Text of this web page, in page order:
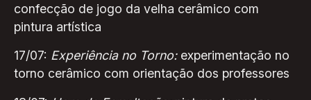
confecção de jogo da velha cerâmico com
pintura artística
17/07: Experiência no Torno:experimentação no
torno cerâmico com orientação dos professores